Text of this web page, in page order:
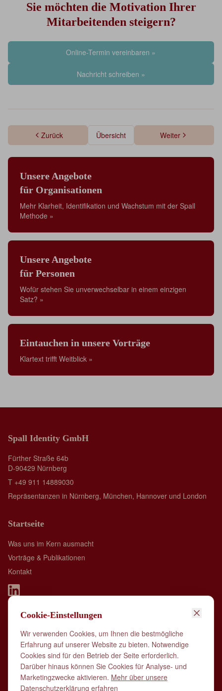
Cookie-Einstellungen
Wir verwenden Cookies, um Ihnen die bestmögliche
Erfahrung auf unserer Website zu bieten. Notwendige
Cookies sind für den Betrieb der Seite erforderlich.
Darüber hinaus können Sie Cookies für Analyse- und
Marketingzwecke aktivieren. Mehr über unsere
Datenschutzerklärung erfahren
Sie möchten die Motivation Ihrer
Mitarbeitenden steigern?
Online-Termin vereinbaren »
Nachricht schreiben »
Zurück Übersicht Weiter
Unsere Angebote
für Organisationen
Mehr Klarheit, Identifikation und Wachstum mit der Spall
Methode »
Unsere Angebote
für Personen
Wofür stehen Sie unverwechselbar in einem einzigen
Satz? »
Eintauchen in unsere Vorträge
Klartext trifft Weitblick »
Spall Identity GmbH
Fürther Straße 64b
D-90429 Nürnberg
T +49 911 14889030
Repräsentanzen in Nürnberg, München, Hannover und London
Startseite
Was uns im Kern ausmacht
Vorträge & Publikationen
Kontakt
Spall Identity is member of: